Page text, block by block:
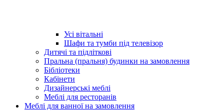
Усі вітальні
Шафи та тумби під телевізор
Дитячі та підліткові
Пральна (пральня) будинки на замовлення
Бібліотеки
Кабінети
Дизайнерські меблі
Меблі для ресторанів
Меблі для ванної на замовлення